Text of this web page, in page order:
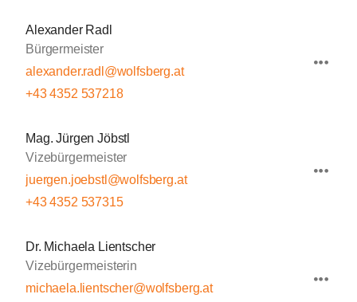
Alexander Radl
Bürgermeister
alexander.radl@wolfsberg.at
+43 4352 537218
Mag. Jürgen Jöbstl
Vizebürgermeister
juergen.joebstl@wolfsberg.at
+43 4352 537315
Dr. Michaela Lientscher
Vizebürgermeisterin
michaela.lientscher@wolfsberg.at